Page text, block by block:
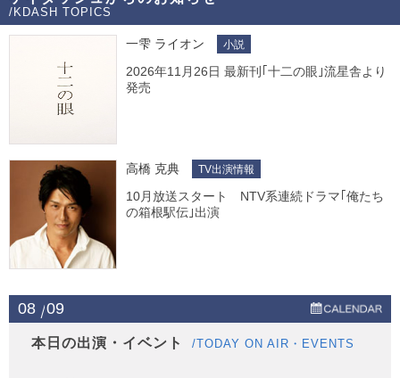
/KDASH TOPICS
一雫 ライオン 小説
2026年11月26日 最新刊｢十二の眼｣流星舎より
発売
高橋 克典 TV出演情報
10月放送スタート NTV系連続ドラマ｢俺たち
の箱根駅伝｣出演
08 09
本日の出演・イベント /TODAY ON AIR・EVENTS